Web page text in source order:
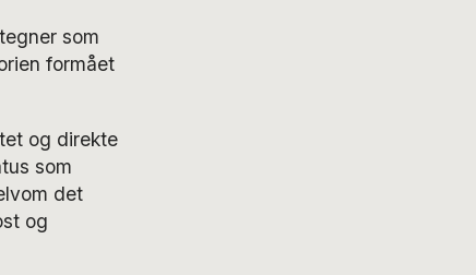
som
formået
og direkte
som
det
og